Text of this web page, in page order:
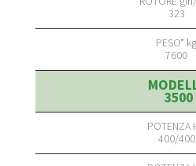
323
7600
3500
400/400